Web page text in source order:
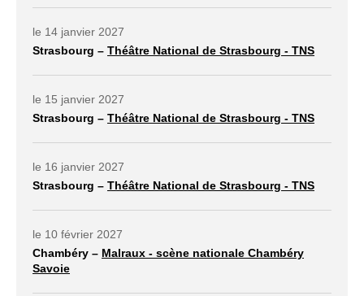
le 14 janvier 2027
Strasbourg – Théâtre National de Strasbourg - TNS
le 15 janvier 2027
Strasbourg – Théâtre National de Strasbourg - TNS
le 16 janvier 2027
Strasbourg – Théâtre National de Strasbourg - TNS
le 10 février 2027
Chambéry – Malraux - scène nationale Chambéry
Savoie